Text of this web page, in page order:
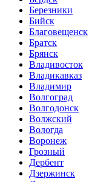
Березники
Бийск
Благовещенск
Братск
Брянск
Владивосток
Владикавказ
Владимир
Волгоград
Волгодонск
Волжский
Вологда
Воронеж
Грозный
Дербент
Дзержинск